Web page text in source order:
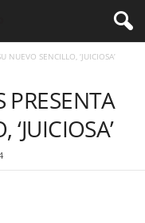
NUEVO SENCILLO, ‘JUICIOSA’